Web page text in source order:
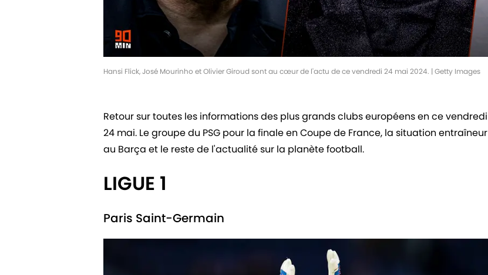
Hansi Flick, José Mourinho et Olivier Giroud sont au cœur de l'actu de ce vendredi 24 mai 2024. | Getty Images
Retour sur toutes les informations des plus grands clubs européens en ce vendredi
24 mai. Le groupe du PSG pour la finale en Coupe de France, la situation entraîneur
au Barça et le reste de l'actualité sur la planète football.
LIGUE 1
Paris Saint-Germain